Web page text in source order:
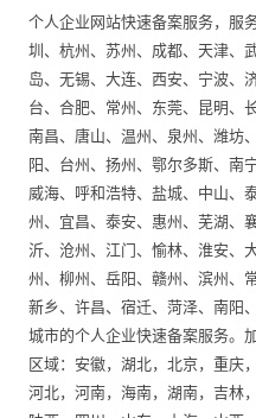
个人企业网站快速备案服务，服
圳、杭州、苏州、成都、天津、
岛、无锡、大连、西安、宁波、
台、合肥、常州、东莞、昆明、
南昌、唐山、温州、泉州、潍坊
阳、台州、扬州、鄂尔多斯、南
威海、呼和浩特、盐城、中山、
州、宜昌、泰安、惠州、芜湖、
沂、沧州、江门、愉林、淮安、
州、柳州、岳阳、赣州、滨州、
新乡、许昌、宿迁、菏泽、南阳
城市的个人企业快速备案服务。
区域：安徽，湖北，北京，重庆
河北，河南，海南，湖南，吉林